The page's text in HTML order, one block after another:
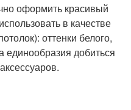
оформить красивый
в качестве
оттенки белого,
единообразия добиться